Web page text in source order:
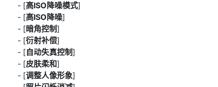
[高ISO降噪模式]
[高ISO降噪]
[暗角控制]
[衍射补偿]
[自动失真控制]
[皮肤柔和]
[调整人像形象]